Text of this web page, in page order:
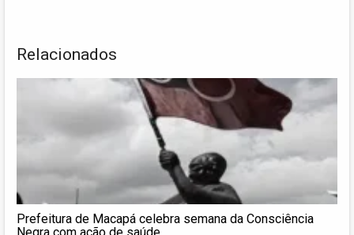
Relacionados
Prefeitura de Macapá celebra semana da Consciência